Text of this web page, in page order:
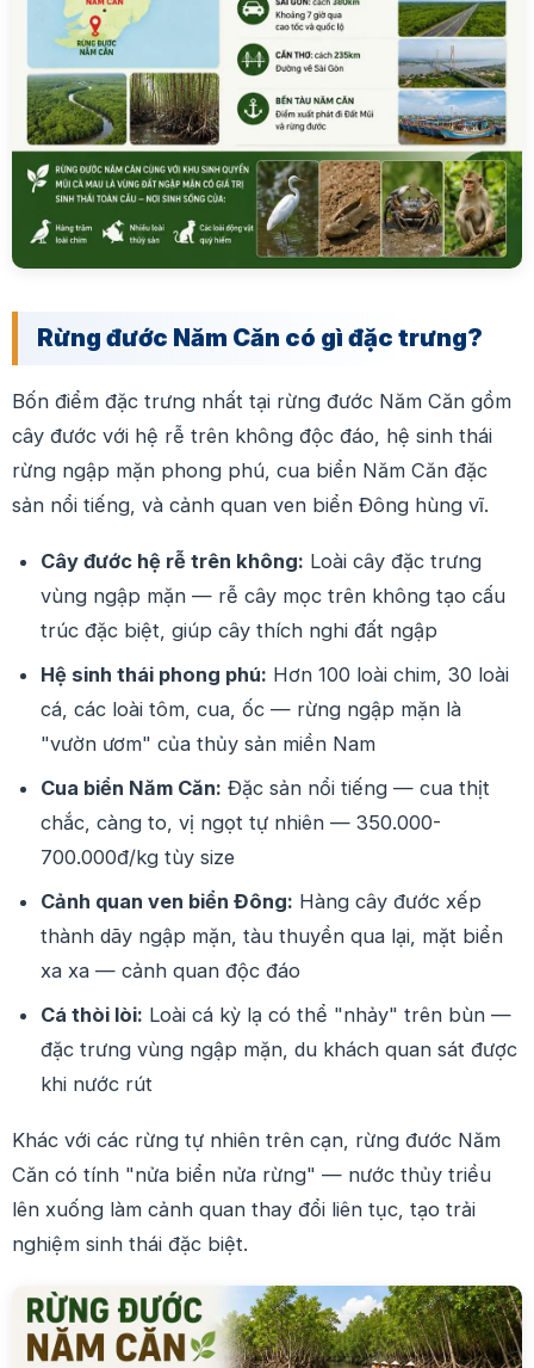
Rừng đước Năm Căn có gì đặc trưng?
Bốn điểm đặc trưng nhất tại rừng đước Năm Căn gồm
cây đước với hệ rễ trên không độc đáo, hệ sinh thái
rừng ngập mặn phong phú, cua biển Năm Căn đặc
sản nổi tiếng, và cảnh quan ven biển Đông hùng vĩ.
Cây đước hệ rễ trên không: Loài cây đặc trưng
vùng ngập mặn — rễ cây mọc trên không tạo cấu
trúc đặc biệt, giúp cây thích nghi đất ngập
Hệ sinh thái phong phú: Hơn 100 loài chim, 30 loài
cá, các loài tôm, cua, ốc — rừng ngập mặn là
"vườn ươm" của thủy sản miền Nam
Cua biển Năm Căn: Đặc sản nổi tiếng — cua thịt
chắc, càng to, vị ngọt tự nhiên — 350.000-
700.000đ/kg tùy size
Cảnh quan ven biển Đông: Hàng cây đước xếp
thành dãy ngập mặn, tàu thuyền qua lại, mặt biển
xa xa — cảnh quan độc đáo
Cá thòi lòi: Loài cá kỳ lạ có thể "nhảy" trên bùn —
đặc trưng vùng ngập mặn, du khách quan sát được
khi nước rút
Khác với các rừng tự nhiên trên cạn, rừng đước Năm
Căn có tính "nửa biển nửa rừng" — nước thủy triều
lên xuống làm cảnh quan thay đổi liên tục, tạo trải
nghiệm sinh thái đặc biệt.